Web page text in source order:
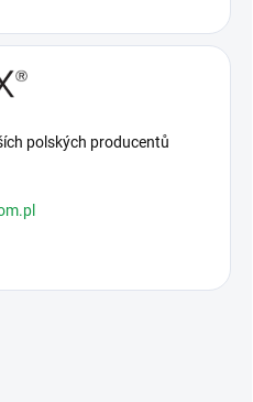
polských producentů